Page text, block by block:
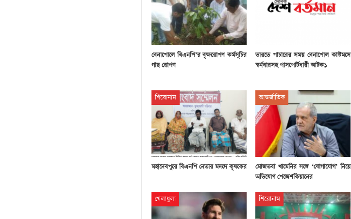
বেনাপোলে বিএনপি’র বৃক্ষরোপণ কর্মসূচির
গাছ রোপণ
ভারতে পাচারের সময় বেনাপোল কাস্টমসে
স্বর্নবারসহ পাসপোর্টধারী আটক১
শিরোনাম
মহাদেবপুরে বিএনপি নেতার মদদে কৃষকের
আন্তর্জাতিক
মোজতবা খামেনির সঙ্গে ‘যোগাযোগ’ নিয়ে
অভিযোগ পেজেশকিয়ানের
খেলাধুলা শিরোনাম